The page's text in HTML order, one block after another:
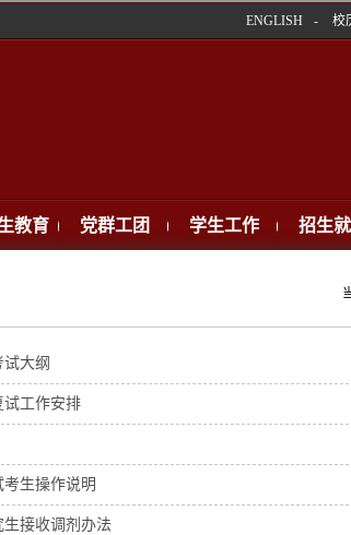
ENGLISH - 校
教育 党群工团 学生工作 招生
大纲
试工作安排
生操作说明
接收调剂办法